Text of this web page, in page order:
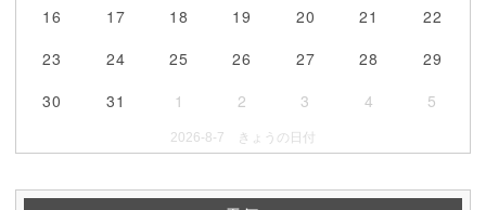
16
17 18 19 20 21
22
23
24 25 26 27 28
29
30
31 1 2 3 4 5
2026-8-7 きょうの日付